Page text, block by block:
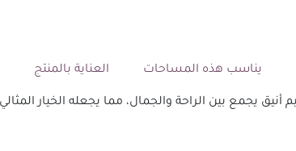
يناسب هذه المساحات العناية بالمنتج